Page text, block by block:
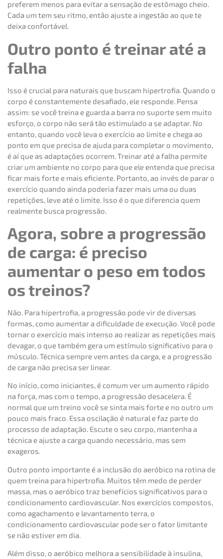
preferem menos para evitar a sensação de estômago cheio.
Cada um tem seu ritmo, então ajuste a ingestão ao que te
deixa confortável.
Outro ponto é treinar até a
falha
Isso é crucial para naturais que buscam hipertrofia. Quando o
corpo é constantemente desafiado, ele responde. Pensa
assim: se você treina e guarda a barra no suporte sem muito
esforço, o corpo não será tão estimulado a se adaptar. No
entanto, quando você leva o exercício ao limite e chega ao
ponto em que precisa de ajuda para completar o movimento,
é aí que as adaptações ocorrem. Treinar até a falha permite
criar um ambiente no corpo para que ele entenda que precisa
ficar mais forte e mais eficiente. Portanto, ao invés de parar o
exercício quando ainda poderia fazer mais uma ou duas
repetições, leve até o limite. Isso é o que diferencia quem
realmente busca progressão.
Agora, sobre a progressão
de carga: é preciso
aumentar o peso em todos
os treinos?
Não. Para hipertrofia, a progressão pode vir de diversas
formas, como aumentar a dificuldade de execução. Você pode
tornar o exercício mais intenso ao realizar as repetições mais
devagar, o que também gera um estímulo significativo para o
músculo. Técnica sempre vem antes da carga, e a progressão
de carga não precisa ser linear.
No início, como iniciantes, é comum ver um aumento rápido
na força, mas com o tempo, a progressão desacelera. É
normal que um treino você se sinta mais forte e no outro um
pouco mais fraco. Essa oscilação é natural e faz parte do
processo de adaptação. Escute o seu corpo, mantenha a
técnica e ajuste a carga quando necessário, mas sem
exageros.
Outro ponto importante é a inclusão do aeróbico na rotina de
quem treina para hipertrofia. Muitos têm medo de perder
massa, mas o aeróbico traz benefícios significativos para o
condicionamento cardiovascular. Nos exercícios compostos,
como agachamento e levantamento terra, o
condicionamento cardiovascular pode ser o fator limitante
se não estiver em dia.
Além disso, o aeróbico melhora a sensibilidade à insulina,